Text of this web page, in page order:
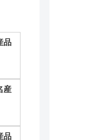
品
産
品